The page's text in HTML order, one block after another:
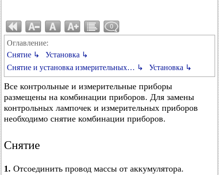
0
Оглавление:
Снятие ↳
Установка ↳
Снятие и установка измерительных… ↳
Установка ↳
Все контрольные и измерительные приборы
размещены на комбинации приборов. Для замены
контрольных лампочек и измерительных приборов
необходимо снятие комбинации приборов.
Снятие
1. Отсоединить провод массы от аккумулятора.